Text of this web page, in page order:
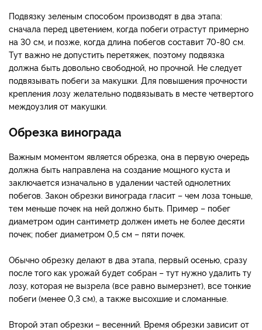
Подвязку зеленым способом производят в два этапа:
сначала перед цветением, когда побеги отрастут примерно
на 30 см, и позже, когда длина побегов составит 70-80 см.
Тут важно не допустить перетяжек, поэтому подвязка
должна быть довольно свободной, но прочной. Не следует
подвязывать побеги за макушки. Для повышения прочности
крепления лозу желательно подвязывать в месте четвертого
междоузлия от макушки.
Обрезка винограда
Важным моментом является обрезка, она в первую очередь
должна быть направлена на создание мощного куста и
заключается изначально в удалении частей однолетних
побегов. Закон обрезки винограда гласит – чем лоза тоньше,
тем меньше почек на ней должно быть. Пример – побег
диаметром один сантиметр должен иметь не более десяти
почек; побег диаметром 0,5 см – пяти почек.
Обычно обрезку делают в два этапа, первый осенью, сразу
после того как урожай будет собран – тут нужно удалить ту
лозу, которая не вызрела (все равно вымерзнет), все тонкие
побеги (менее 0,3 см), а также высохшие и сломанные.
Второй этап обрезки – весенний. Время обрезки зависит от